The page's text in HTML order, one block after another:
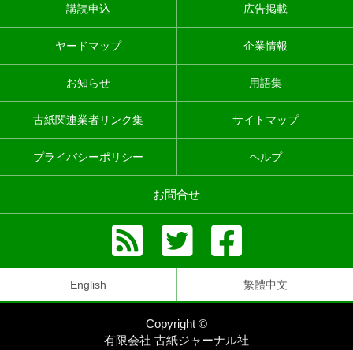
講読申込 広告掲載
ヤードマップ 企業情報
お知らせ 用語集
古紙関連業者リンク集 サイトマップ
プライバシーポリシー ヘルプ
お問合せ
English 繁體中文
Copyright ©
有限会社 古紙ジャーナル社